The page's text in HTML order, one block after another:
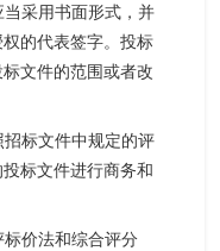
采用书面形式，并
的代表签字。投标
文件的范围或者改
标文件中规定的评
标文件进行商务和
价法和综合评分